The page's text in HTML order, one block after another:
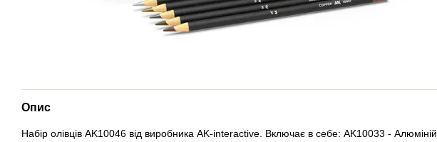
Опис
Набір олівців AK10046 від виробника AK-interactive. Включає в себе: AK10033 - Алюміній,